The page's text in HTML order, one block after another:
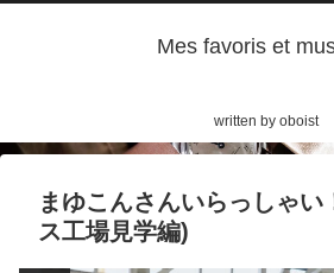
Mes favoris et
written by oboist
まゆこんさんいらっしゃい
ス工場見学編)